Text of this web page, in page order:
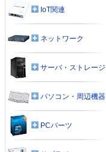
IoT関連
ネットワーク
サーバ・ストレージ
パソコン・周辺機器
PCパーツ